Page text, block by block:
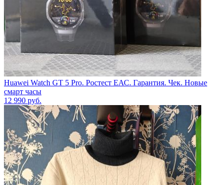
Huawei Watch GT 5 Pro. Ростест ЕАС. Гарантия. Чек. Новые
смарт часы
12 990 руб.